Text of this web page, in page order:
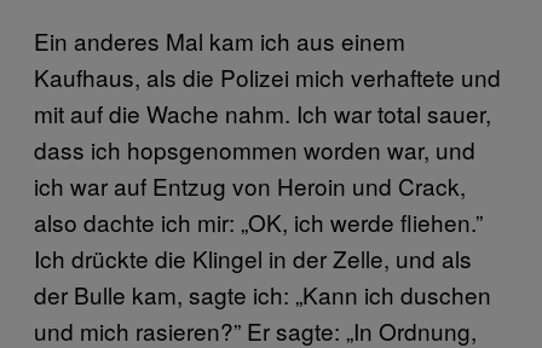
Ein anderes Mal kam ich aus einem
Kaufhaus, als die Polizei mich verhaftete und
mit auf die Wache nahm. Ich war total sauer,
dass ich hopsgenommen worden war, und
ich war auf Entzug von Heroin und Crack,
also dachte ich mir: „OK, ich werde fliehen.”
Ich drückte die Klingel in der Zelle, und als
der Bulle kam, sagte ich: „Kann ich duschen
und mich rasieren?” Er sagte: „In Ordnung,